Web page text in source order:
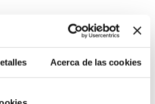
Acerca de las cookies
entre uno y tres años,
de usuarios atendidos y del
la delegación. La recurrencia
la estabilidad de los